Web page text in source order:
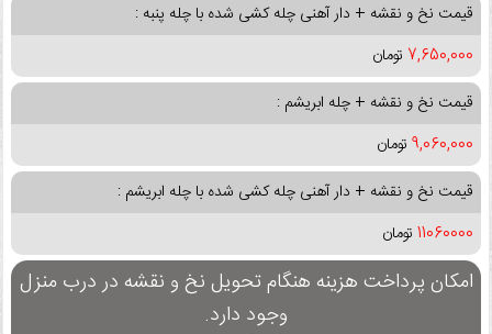
قیمت نخ و نقشه + دار آهنی چله کشی شده با چله پنبه :
7,650,000 تومان
قیمت نخ و نقشه + چله ابریشم :
9,060,000 تومان
قیمت نخ و نقشه + دار آهنی چله کشی شده با چله ابریشم :
11060000 تومان
امکان پرداخت هزینه هنگام تحویل نخ و نقشه در درب منزل
وجود دارد.